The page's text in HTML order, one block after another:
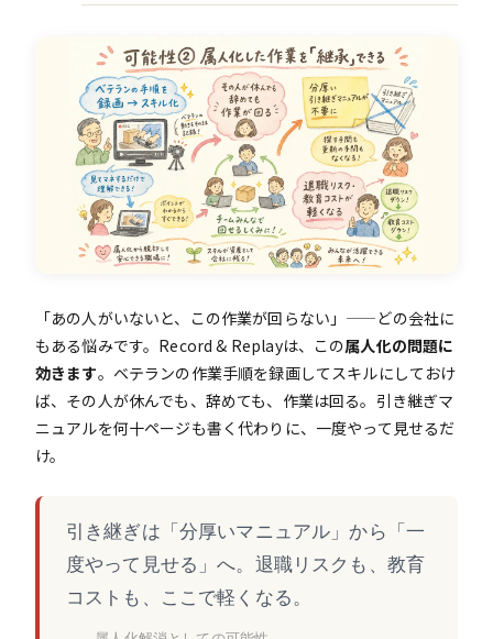
「あの人がいないと、この作業が回らない」——どの会社に
もある悩みです。Record & Replayは、この属人化の問題に
効きます。ベテランの作業手順を録画してスキルにしておけ
ば、その人が休んでも、辞めても、作業は回る。引き継ぎマ
ニュアルを何十ページも書く代わりに、一度やって見せるだ
け。
引き継ぎは「分厚いマニュアル」から「一
度やって見せる」へ。退職リスクも、教育
コストも、ここで軽くなる。